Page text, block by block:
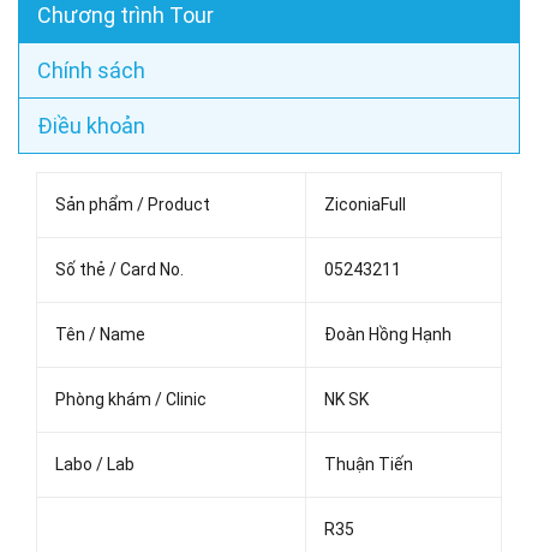
Chương trình Tour
Chính sách
Điều khoản
Sản phẩm / Product ZiconiaFull
Số thẻ / Card No. 05243211
Tên / Name Đoàn Hồng Hạnh
Phòng khám / Clinic NK SK
Labo / Lab Thuận Tiến
R35